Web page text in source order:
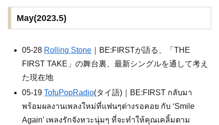
May(2023.5)
05-28 Rolling Stone ｜BE:FIRSTが語る、「THE
FIRST TAKE」の舞台裏、最新シングルを通して考え
た現在地
05-19TofuPopRadio(タイ語)｜BE:FIRST กลับมา
พร้อมผลงานเพลงใหม่ที่แฟนๆต่างรอคอย กับ ‘Smile
Again’ เพลงรักจังหวะนุ่มๆ ที่จะทำให้คุณเคลิ้มตาม